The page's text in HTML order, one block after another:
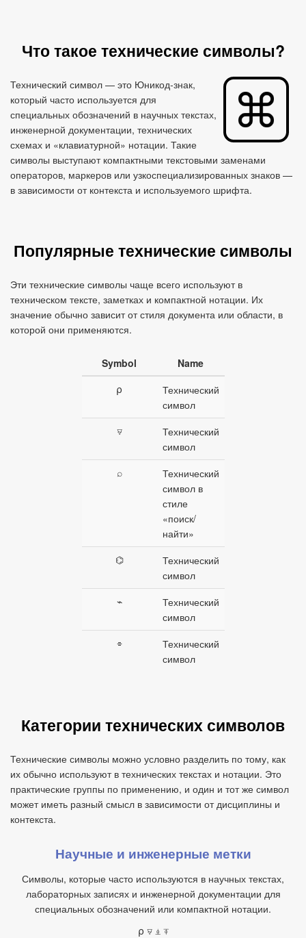
Что такое технические символы?
Технический символ — это Юникод‑знак,
который часто используется для
специальных обозначений в научных текстах,
инженерной документации, технических
схемах и «клавиатурной» нотации. Такие
символы выступают компактными текстовыми заменами
операторов, маркеров или узкоспециализированных знаков —
в зависимости от контекста и используемого шрифта.
Популярные технические символы
Эти технические символы чаще всего используют в
техническом тексте, заметках и компактной нотации. Их
значение обычно зависит от стиля документа или области, в
которой они применяются.
Symbol
Name
⍴
Технический
символ
⍫
Технический
символ
⌕
Технический
символ в
стиле
«поиск/
найти»
⌬
Технический
символ
⌁
Технический
символ
⌯
Технический
символ
Категории технических символов
Технические символы можно условно разделить по тому, как
их обычно используют в технических текстах и нотации. Это
практические группы по применению, и один и тот же символ
может иметь разный смысл в зависимости от дисциплины и
контекста.
Научные и инженерные метки
Символы, которые часто используются в научных текстах,
лабораторных записях и инженерной документации для
специальных обозначений или компактной нотации.
⍴ ⍫ ⍎ ⍕